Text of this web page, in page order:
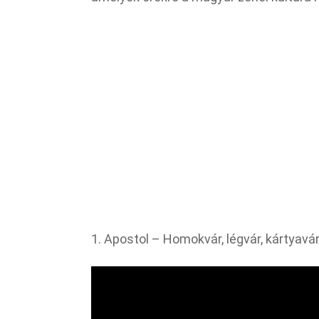
1. Apostol – Homokvár, légvár,